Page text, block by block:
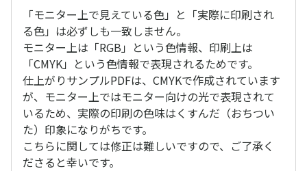
「モニター上で見えている色」と「実際に印刷され
る色」は必ずしも一致しません。
モニター上は「RGB」という色情報、印刷上は
「CMYK」という色情報で表現されるためです。
仕上がりサンプルPDFは、CMYKで作成されています
が、モニター上ではモニター向けの光で表現されて
いるため、実際の印刷の色味はくすんだ（おちつい
た）印象になりがちです。
こちらに関しては修正は難しいですので、ご了承く
ださると幸いです。